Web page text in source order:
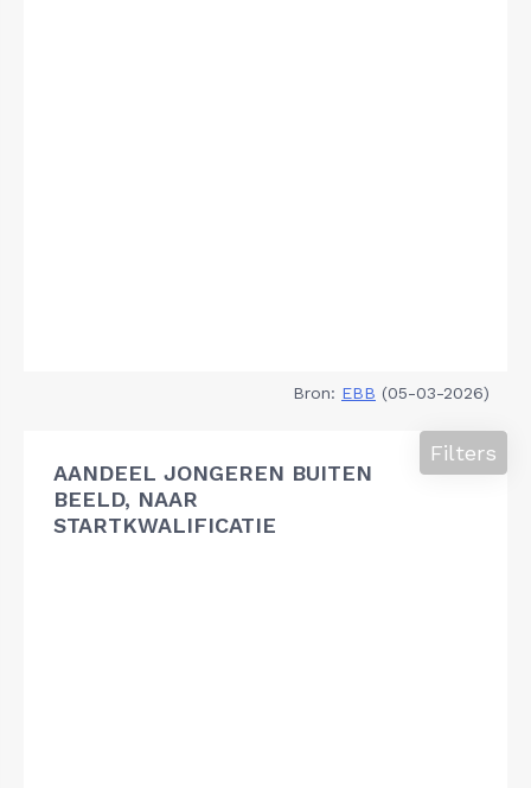
Bron: EBB (05-03-2026)
AANDEEL JONGEREN BUITEN
BEELD, NAAR
STARTKWALIFICATIE
Filters